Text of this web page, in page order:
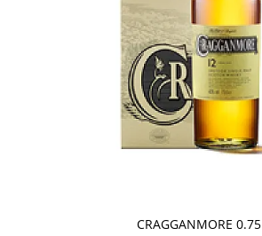
CRAGGANMORE 0.75